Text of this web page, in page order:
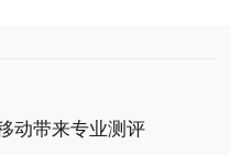
动带来专业测评